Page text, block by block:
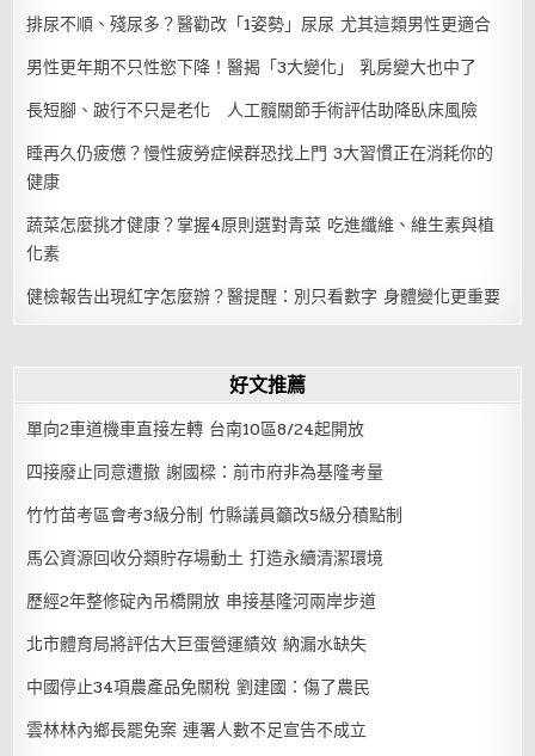
排尿不順、殘尿多？醫勸改「1姿勢」尿尿 尤其這類男性更適合
男性更年期不只性慾下降！醫揭「3大變化」 乳房變大也中了
長短腳、跛行不只是老化 人工髖關節手術評估助降臥床風險
睡再久仍疲憊？慢性疲勞症候群恐找上門 3大習慣正在消耗你的
健康
蔬菜怎麼挑才健康？掌握4原則選對青菜 吃進纖維、維生素與植
化素
健檢報告出現紅字怎麼辦？醫提醒：別只看數字 身體變化更重要
好文推薦
單向2車道機車直接左轉 台南10區8/24起開放
四接廢止同意遭撤 謝國樑：前市府非為基隆考量
竹竹苗考區會考3級分制 竹縣議員籲改5級分積點制
馬公資源回收分類貯存場動土 打造永續清潔環境
歷經2年整修碇內吊橋開放 串接基隆河兩岸步道
北市體育局將評估大巨蛋營運績效 納漏水缺失
中國停止34項農產品免關稅 劉建國：傷了農民
雲林林內鄉長罷免案 連署人數不足宣告不成立